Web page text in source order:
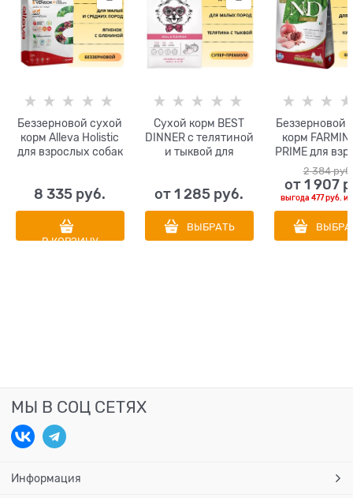
Беззерновой сухой
корм Alleva Holistic
для взрослых собак
олениной (Lamb &
Venison Adult
Mini/Medium)
8 335 руб.
В КОРЗИНУ
Сухой корм BEST
DINNER с телятиной
и тыквой для
Sensible Adult Small
& Mini Veal &
Pumpkin
от1 285 руб.
ВЫБРАТЬ
Беззерновой
корм
PRIME для
собак мелких
с курицей
гранатом
2 384 руб.
от 1 907
выгода477 руб.
МЫ В СОЦ СЕТЯХ
Информация